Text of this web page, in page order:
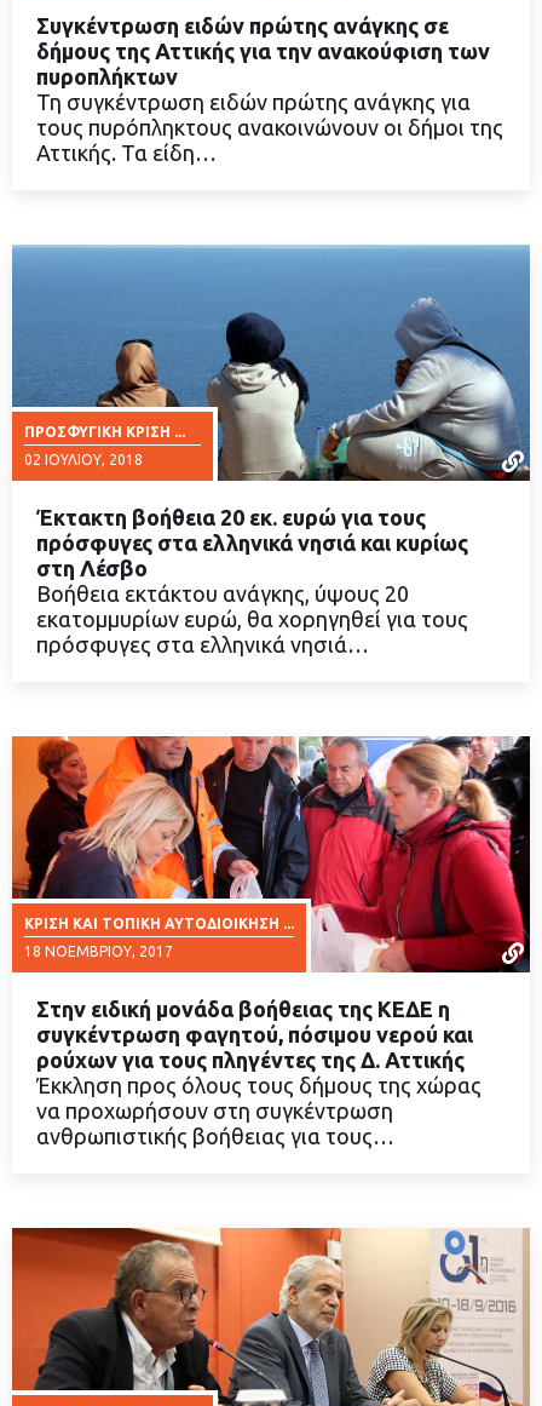
ΔΙΑΒΑΣΤΕ ΠΕΡΙΣΣΟΤΕΡΑ
Συγκέντρωση ειδών πρώτης ανάγκης σε
δήμους της Αττικής για την ανακούφιση των
πυροπλήκτων
Τη συγκέντρωση ειδών πρώτης ανάγκης για
τους πυρόπληκτους ανακοινώνουν οι δήμοι της
Αττικής. Τα είδη…
ΠΡΟΣΦΥΓΙΚΉ ΚΡΊΣΗ ...
02 ΙΟΥΛΊΟΥ, 2018
ΔΙΑΒΑΣΤΕ ΠΕΡΙΣΣΟΤΕΡΑ
Έκτακτη βοήθεια 20 εκ. ευρώ για τους
πρόσφυγες στα ελληνικά νησιά και κυρίως
στη Λέσβο
Βοήθεια εκτάκτου ανάγκης, ύψους 20
εκατομμυρίων ευρώ, θα χορηγηθεί για τους
πρόσφυγες στα ελληνικά νησιά…
ΚΡΊΣΗ ΚΑΙ ΤΟΠΙΚΉ ΑΥΤΟΔΙΟΊΚΗΣΗ ...
18 ΝΟΕΜΒΡΊΟΥ, 2017
ΔΙΑΒΑΣΤΕ ΠΕΡΙΣΣΟΤΕΡΑ
Στην ειδική μονάδα βοήθειας της ΚΕΔΕ η
συγκέντρωση φαγητού, πόσιμου νερού και
ρούχων για τους πληγέντες της Δ. Αττικής
Έκκληση προς όλους τους δήμους της χώρας
να προχωρήσουν στη συγκέντρωση
ανθρωπιστικής βοήθειας για τους…